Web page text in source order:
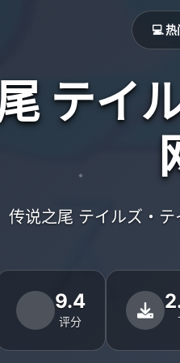
💻
テイ
传说之尾 テイルズ・
9.4
评分